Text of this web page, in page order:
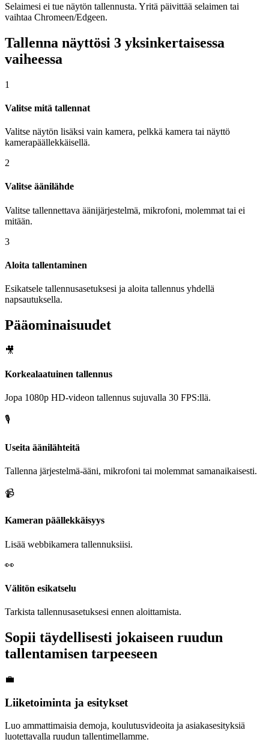
Selaimesi ei tue näytön tallennusta. Yritä päivittää selaimen tai
vaihtaa Chromeen/Edgeen.
Tallenna näyttösi 3 yksinkertaisessa
vaiheessa
1
Valitse mitä tallennat
Valitse näytön lisäksi vain kamera, pelkkä kamera tai näyttö
kamerapäällekkäisellä.
2
Valitse äänilähde
Valitse tallennettava äänijärjestelmä, mikrofoni, molemmat tai ei
mitään.
3
Aloita tallentaminen
Esikatsele tallennusasetuksesi ja aloita tallennus yhdellä
napsautuksella.
Pääominaisuudet
🎥
Korkealaatuinen tallennus
Jopa 1080p HD-videon tallennus sujuvalla 30 FPS:llä.
🎙️
Useita äänilähteitä
Tallenna järjestelmä-ääni, mikrofoni tai molemmat samanaikaisesti.
📹
Kameran päällekkäisyys
Lisää webbikamera tallennuksiisi.
👀
Välitön esikatselu
Tarkista tallennusasetuksesi ennen aloittamista.
Sopii täydellisesti jokaiseen ruudun
tallentamisen tarpeeseen
💼
Liiketoiminta ja esitykset
Luo ammattimaisia demoja, koulutusvideoita ja asiakasesityksiä
luotettavalla ruudun tallentimellamme.